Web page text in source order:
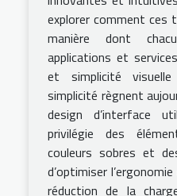
explorer comment ces
manière dont
applications et
et simplicité
simplicité règnent
design d’interface
privilégie des
couleurs sobres et
d’optimiser
réduction de la